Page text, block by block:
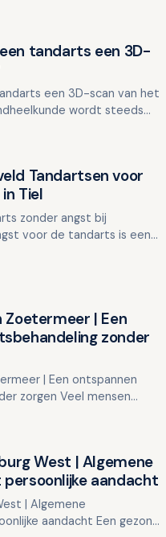
tandarts een 3D-
een 3D-scan van het
wordt steeds
Tandartsen voor
Tiel
zonder angst bij
voor de tandarts is een
| Een
zonder
| Een ontspannen
zorgen Veel mensen
West | Algemene
aandacht
| Algemene
aandacht Een gezond